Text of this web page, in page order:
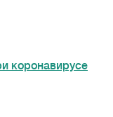
коронавирусе